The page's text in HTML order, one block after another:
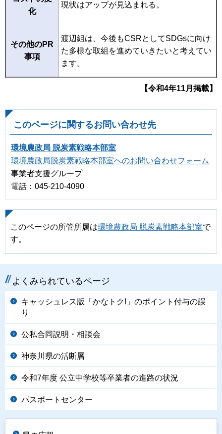
化
現状はアップが見込まれる。
その他のPR
事項
渡辺組は、今後もCSRとしてSDGsに向け
た多様な取組を進めていきたいと考えてい
ます。
【令和4年11月掲載】
このページに関するお問い合わせ先
環境農政局 脱炭素戦略本部室
環境農政局脱炭素戦略本部室へのお問い合わせフォーム
事業者支援グループ
電話：045-210-4090
このページの所管所属は環境農政局 脱炭素戦略本部室で
す。
よくみられているページ
キャッシュレス版「かなトク!」のポイント付与の誤
り
公私合同説明・相談会
神奈川県の活断層
令和7年度 公立中学校等卒業者の進路の状況
パスポートセンター